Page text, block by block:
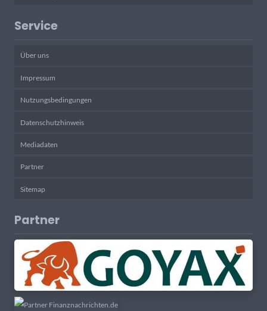
Service
Über uns
Impressum
Nutzungsbedingungen
Datenschutzhinweis
Mediadaten
Partner
Sitemap
Partner